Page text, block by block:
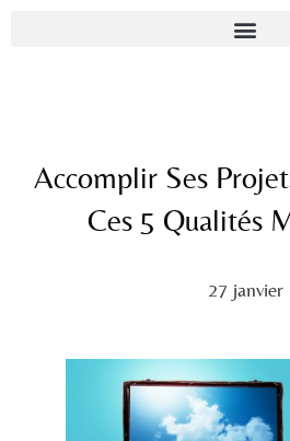
Accomplir Ses
Ces 5 Qualités
27 janvier